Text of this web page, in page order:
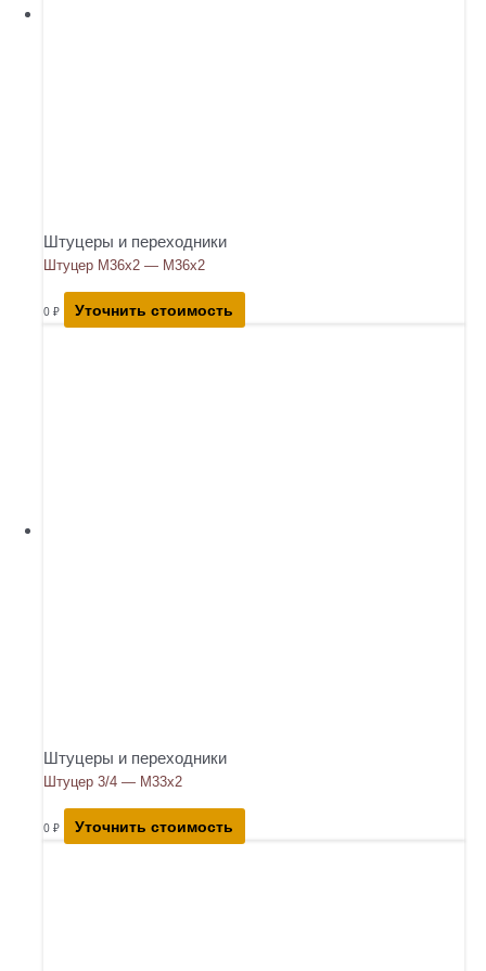
Штуцеры и переходники
Штуцер М36х2 — М36х2
0 ₽ Уточнить стоимость
Штуцеры и переходники
Штуцер 3/4 — М33х2
0 ₽ Уточнить стоимость